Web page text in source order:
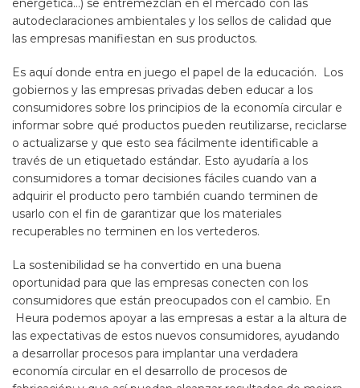
energética…) se entremezclan en el mercado con las
autodeclaraciones ambientales y los sellos de calidad que
las empresas manifiestan en sus productos.
Es aquí donde entra en juego el papel de la educación. Los
gobiernos y las empresas privadas deben educar a los
consumidores sobre los principios de la economía circular e
informar sobre qué productos pueden reutilizarse, reciclarse
o actualizarse y que esto sea fácilmente identificable a
través de un etiquetado estándar. Esto ayudaría a los
consumidores a tomar decisiones fáciles cuando van a
adquirir el producto pero también cuando terminen de
usarlo con el fin de garantizar que los materiales
recuperables no terminen en los vertederos.
La sostenibilidad se ha convertido en una buena
oportunidad para que las empresas conecten con los
consumidores que están preocupados con el cambio. En
Heura podemos apoyar a las empresas a estar a la altura de
las expectativas de estos nuevos consumidores, ayudando
a desarrollar procesos para implantar una verdadera
economía circular en el desarrollo de procesos de